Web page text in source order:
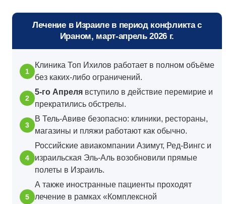
Лечение в Израиле в период конфликта с
Ираном, март-апрель 2026 г.
Клиника Топ Ихилов работает в полном объёме
без каких-либо ограничений.
5-го Апреля вступило в действие перемирие и
прекратились обстрелы.
В Тель-Авиве безопасно: клиники, рестораны,
магазины и пляжи работают как обычно.
Российские авиакомпании Азимут, Ред-Вингс и
израильская Эль-Аль возобновили прямые
полеты в Израиль.
А также иностранные пациенты проходят
лечение в рамках «Комплексной